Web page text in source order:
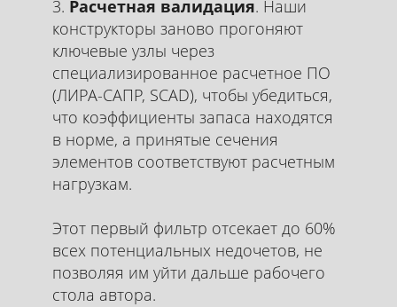
Расчетная валидация. Наши
конструкторы заново прогоняют
ключевые узлы через
специализированное расчетное ПО
(ЛИРА-САПР, SCAD), чтобы убедиться,
что коэффициенты запаса находятся
в норме, а принятые сечения
элементов соответствуют расчетным
нагрузкам.
Этот первый фильтр отсекает до 60%
всех потенциальных недочетов, не
позволяя им уйти дальше рабочего
стола автора.